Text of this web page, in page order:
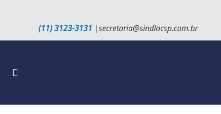
(11) 3123-3131 |secretaria@sindlocsp.com.br